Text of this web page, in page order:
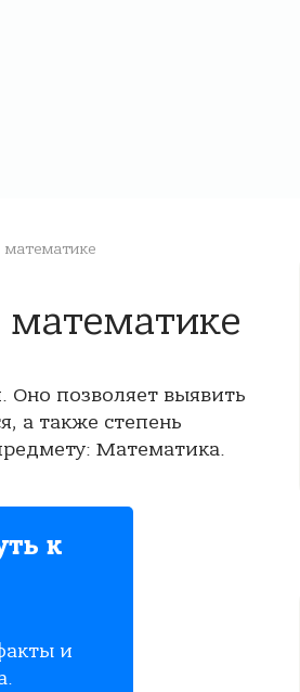
математике
Оно позволяет выявить
а также степень
Математика.
к
и